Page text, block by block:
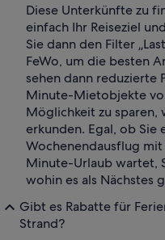
Diese Unterkünfte zu
einfach Ihr Reiseziel
Sie dann den Filter
FeWo, um die besten
sehen dann reduzierte
Minute-Mietobjekte
Möglichkeit zu sparen,
erkunden. Egal, ob Sie
Wochenendausflug
Minute-Urlaub wartet,
wohin es als Nächstes
Gibt es Rabatte für
Strand?